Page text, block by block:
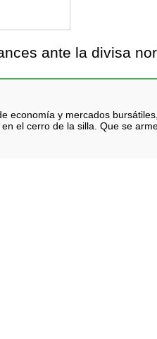
ante la divisa
economía y mercados
el cerro de la silla. Que se